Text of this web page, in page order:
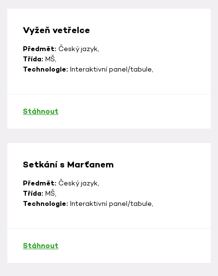
Vyžeň vetřelce
Předmět: Český jazyk,
Třída: MŠ,
Technologie: Interaktivní panel/tabule,
Stáhnout
Setkání s Marťanem
Předmět: Český jazyk,
Třída: MŠ,
Technologie: Interaktivní panel/tabule,
Stáhnout